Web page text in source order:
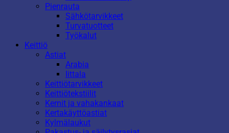
Pienrauta
Sähkötarvikkeet
Turvatuotteet
Työkalut
Keittiö
Astiat
Arabia
Iittala
Keittiötarvikkeet
Keittiötekstiilit
Kernit ja vahakankaat
Kertakäyttöastiat
Kylmälaukut